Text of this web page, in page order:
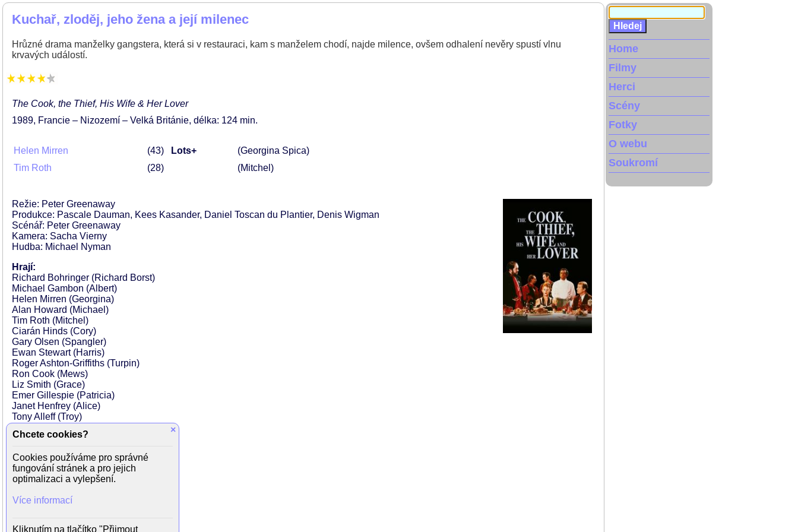
Kuchař, zloděj, jeho žena a její milenec
Hrůzné drama manželky gangstera, která si v restauraci, kam s manželem chodí, najde milence, ovšem odhalení nevěry spustí vlnu
krvavých událostí.
The Cook, the Thief, His Wife & Her Lover
1989 Francie – Nizozemí – Velká Británie délka: 124 min
Helen Mirren 43 Lots+
(Georgina Spica)
Tim Roth
28 (Mitchel)
Režie: Peter Greenaway
Produkce: Pascale Dauman, Kees Kasander, Daniel Toscan du Plantier, Denis Wigman
Scénář: Peter Greenaway
Kamera: Sacha Vierny
Hudba: Michael Nyman
Hrají:
Richard Bohringer (Richard Borst)
Michael Gambon (Albert)
Helen Mirren (Georgina)
Alan Howard (Michael)
Tim Roth (Mitchel)
Ciarán Hinds (Cory)
Gary Olsen (Spangler)
Ewan Stewart (Harris)
Roger Ashton-Griffiths (Turpin)
Ron Cook (Mews)
Liz Smith (Grace)
Emer Gillespie (Patricia)
Janet Henfrey (Alice)
Tony Alleff (Troy)
Alex Kingston (Adele)
Willie Ross (Roy)
Ian Dury (Terry Fitch)
Diane Langton (May Fitch)
Roger Lloyd-Pack (Geoff)
Sophie Goodchild (tanečník)
Home
Filmy
Herci
Scény
Fotky
O webu
Soukromí
×
Chcete cookies?
Cookies používáme pro správné
fungování stránek a pro jejich
optimalizaci a vylepšení.
Více informací
Kliknutím na tlačítko "Přijmout